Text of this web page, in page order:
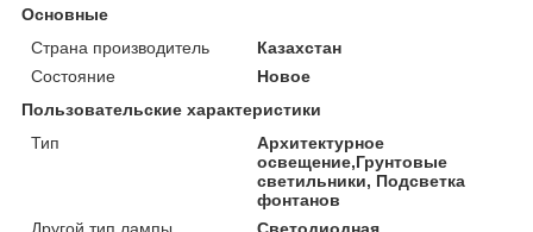
Основные
Страна производитель
Казахстан
Состояние
Новое
Пользовательские характеристики
Тип
Архитектурное
освещение,Грунтовые
светильники, Подсветка
фонтанов
Другой тип лампы
Светодиодная